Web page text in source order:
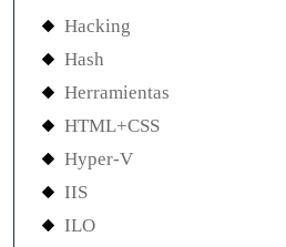
Hacking
Hash
Herramientas
HTML+CSS
Hyper-V
IIS
ILO